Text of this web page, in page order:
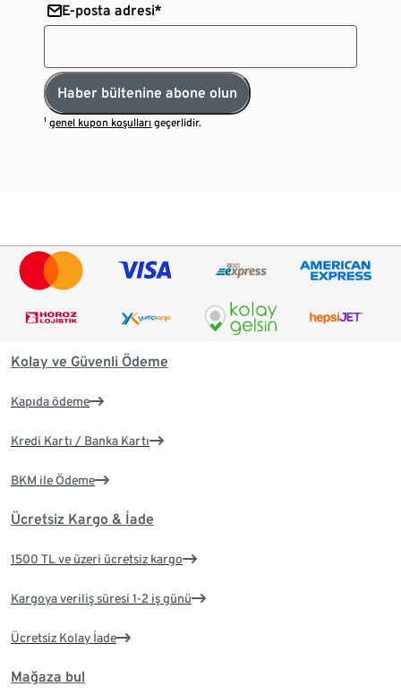
E-posta adresi*
Haber bültenine abone olun
¹genel kupon koşulları geçerlidir.
Kolay ve Güvenli Ödeme
Kapıda ödeme
Kredi Kartı / Banka Kartı
BKM ile Ödeme
Ücretsiz Kargo & İade
1500 TL ve üzeri ücretsiz kargo
Kargoya veriliş süresi 1-2 iş günü
Ücretsiz Kolay İade
Mağaza bul